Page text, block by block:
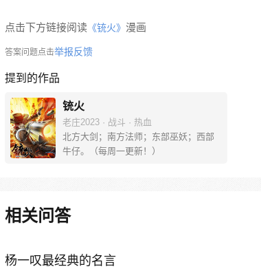
点击下方链接阅读 《铳火》 漫画
答案问题点击举报反馈
提到的作品
铳火
老庄2023 · 战斗 · 热血
北方大剑；南方法师；东部巫妖；西部
牛仔。（每周一更新！）
相关问答
杨一叹最经典的名言